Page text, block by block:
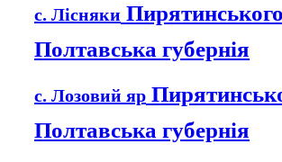
с. Лісняки
Полтавська губернія
с. Лозовий яр
Полтавська губернія